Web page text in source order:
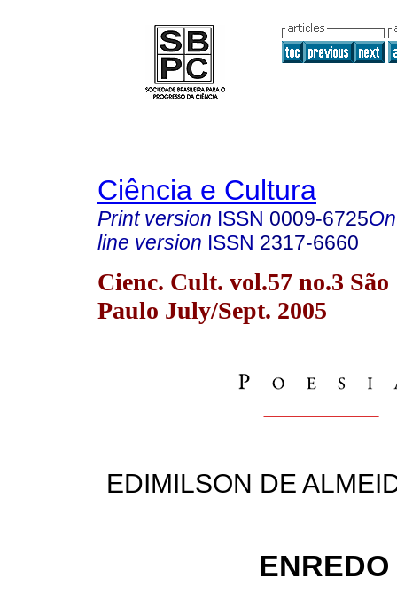
Ciência e Cultura
Print version ISSN 0009-6725
line version ISSN 2317-6660
Cienc. Cult. vol.57 no.3 São
Paulo July/Sept. 2005
EDIMILSON DE
ENREDO